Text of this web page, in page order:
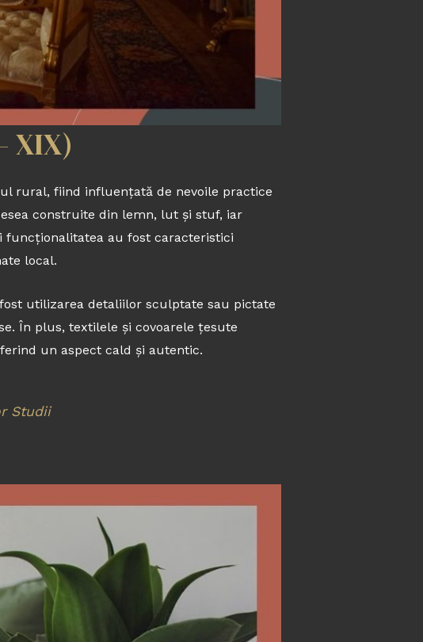
XIX)
rural, fiind influențată de nevoile practice
construite din lemn, lut și stuf, iar
funcționalitatea au fost caracteristici
local.
utilizarea detaliilor sculptate sau pictate
În plus, textilele și covoarele țesute
un aspect cald și autentic.
Studii